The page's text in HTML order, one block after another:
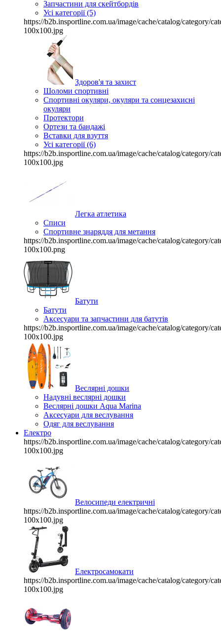
Запчастини для скейтбордів
Усі категорії (5)
https://b2b.insportline.com.ua/image/cache/catalog/category/
100x100.jpg
Здоров'я та захист
Шоломи спортивні
Спортивні окуляри, окуляри та сонцезахисні
окуляри
Протектори
Ортези та бандажі
Вставки для взуття
Усі категорії (6)
https://b2b.insportline.com.ua/image/cache/catalog/category/
100x100.jpg
Легка атлетика
Списи
Спортивне знаряддя для метання
https://b2b.insportline.com.ua/image/cache/catalog/category/
100x100.png
Батути
Батути
Аксесуари та запчастини для батутів
https://b2b.insportline.com.ua/image/cache/catalog/category/
100x100.jpg
Веслярні дошки
Надувні веслярні дошки
Веслярні дошки Aqua Marina
Аксесуари для веслування
Одяг для веслування
Електро
https://b2b.insportline.com.ua/image/cache/catalog/category/
100x100.jpg
Велосипеди електричні
https://b2b.insportline.com.ua/image/cache/catalog/category/
100x100.jpg
Електросамокати
https://b2b.insportline.com.ua/image/cache/catalog/category/
100x100.jpg